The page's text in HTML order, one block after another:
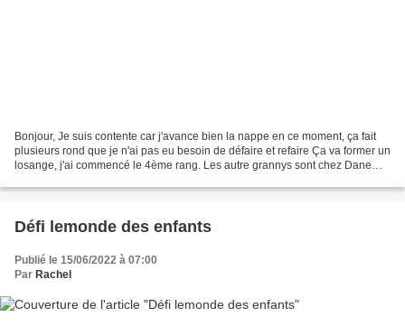
Bonjour, Je suis contente car j'avance bien la nappe en ce moment, ça fait
plusieurs rond que je n'ai pas eu besoin de défaire et refaire Ça va former un
losange, j'ai commencé le 4ème rang. Les autre grannys sont chez Dane
Défi lemonde des enfants
Publié le 15/06/2022 à 07:00
Par Rachel